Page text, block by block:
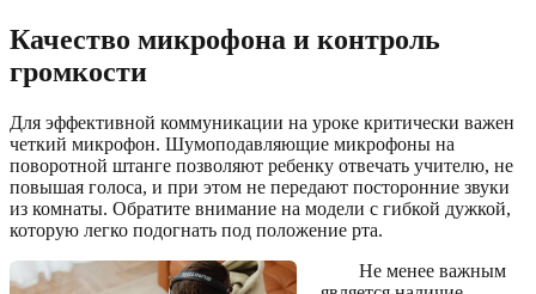
Качество микрофона и контроль
громкости
Для эффективной коммуникации на уроке критически важен
четкий микрофон. Шумоподавляющие микрофоны на
поворотной штанге позволяют ребенку отвечать учителю, не
повышая голоса, и при этом не передают посторонние звуки
из комнаты. Обратите внимание на модели с гибкой дужкой,
которую легко подогнать под положение рта.
Не менее важным